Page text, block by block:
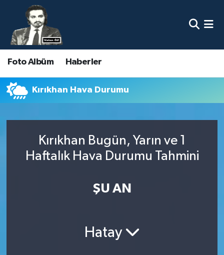
Foto Albüm Haberler
Kırıkhan Hava Durumu
Kırıkhan Bugün, Yarın ve 1
Haftalık Hava Durumu Tahmini
ŞU AN
Hatay
Nöbetçi Eczaneler
Hava Durumu
Namaz Vakitleri
Süper Lig Puan Durumu ve Fikstür
Son Dakika Haberleri